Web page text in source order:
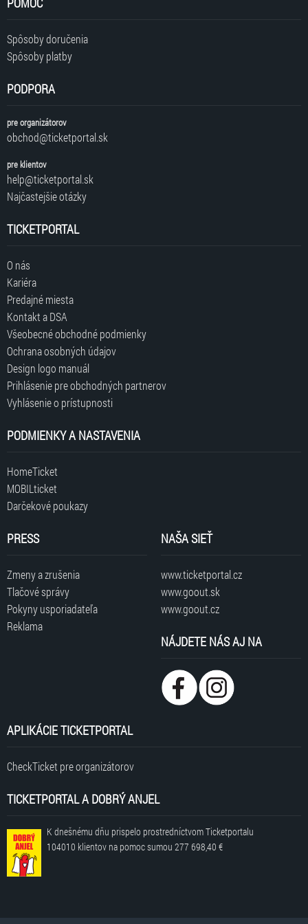
Spôsoby doručenia
Spôsoby platby
PODPORA
pre organizátorov
obchod@ticketportal.sk
pre klientov
help@ticketportal.sk
Najčastejšie otázky
TICKETPORTAL
O nás
Kariéra
Predajné miesta
Kontakt a DSA
Všeobecné obchodné podmienky
Ochrana osobných údajov
Design logo manuál
Prihlásenie pre obchodných partnerov
Vyhlásenie o prístupnosti
PODMIENKY A NASTAVENIA
HomeTicket
MOBILticket
Darčekové poukazy
PRESS
Zmeny a zrušenia
Tlačové správy
Pokyny usporiadateľa
Reklama
NAŠA SIEŤ
www.ticketportal.cz
www.goout.sk
www.goout.cz
NÁJDETE NÁS AJ NA
APLIKÁCIE TICKETPORTAL
CheckTicket pre organizátorov
TICKETPORTAL A DOBRÝ ANJEL
K dnešnému dňu prispelo prostredníctvom Ticketportalu
104010 klientov na pomoc sumou 277 698,40 €